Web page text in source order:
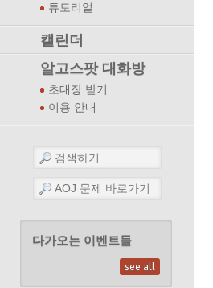
튜토리얼
캘린더
알고스팟 대화방
초대장 받기
이용 안내
다가오는 이벤트들
see all